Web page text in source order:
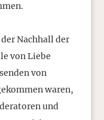
Nachhall der
von Liebe
von
waren,
und